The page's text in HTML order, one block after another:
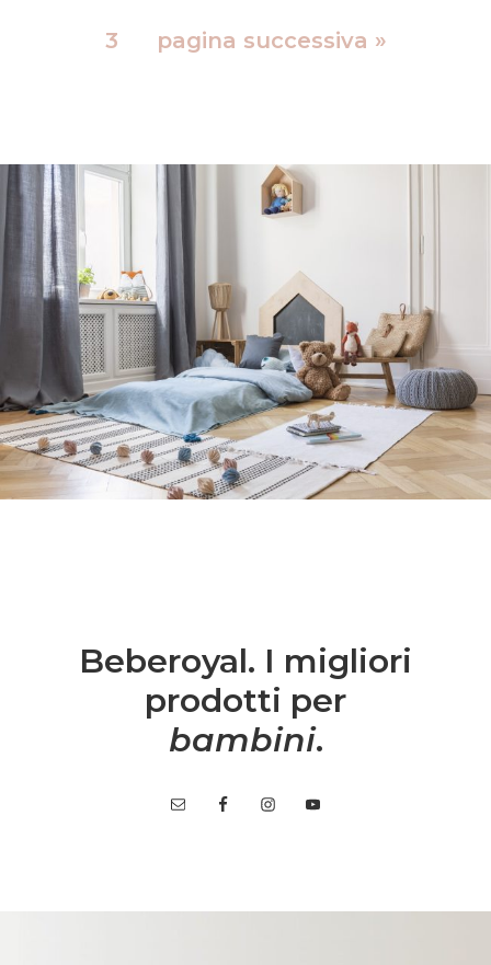
3 pagina successiva »
Beberoyal. I migliori
prodotti per
bambini.